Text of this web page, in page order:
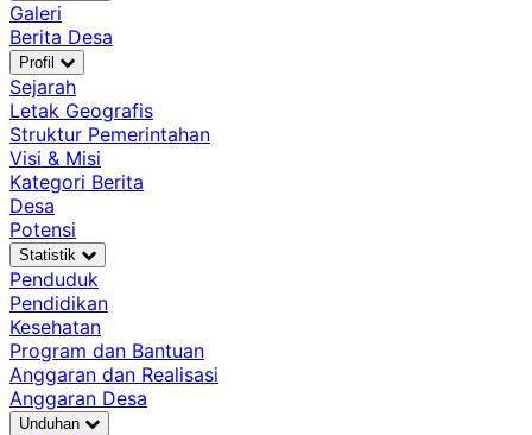
Galeri
Berita Desa
Profil
Sejarah
Letak Geografis
Struktur Pemerintahan
Visi & Misi
Kategori Berita
Desa
Potensi
Statistik
Penduduk
Pendidikan
Kesehatan
Program dan Bantuan
Anggaran dan Realisasi
Anggaran Desa
Unduhan